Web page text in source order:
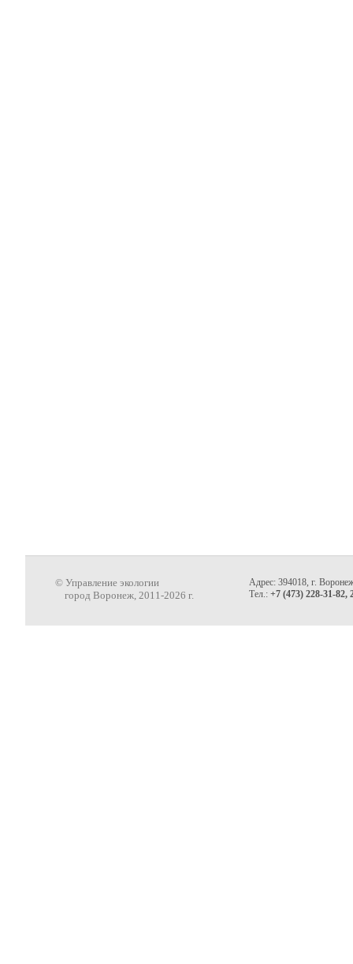
© Управление экологии
город Воронеж, 2011-2026 г.
Адрес: 394018, г.
Тел.: +7 (473) 228-31-82,